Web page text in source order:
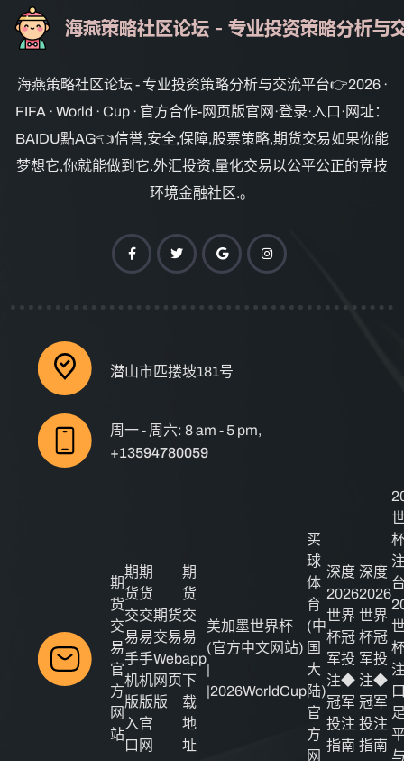
海燕策略社区论坛 - 专业投资策略分析与交流平台👉2026 ·
FIFA · World · Cup · 官方合作-网页版官网·登录·入口·网址：
BAIDU點AG👈信誉,安全,保障,股票策略,期货交易如果你能
梦想它,你就能做到它.外汇投资,量化交易以公平公正的竞技
环境金融社区.。
潜山市匹搂坡181号
周一 - 周六: 8 am - 5 pm,
+13594780059
期
货
交
易
官
方
网
站
期
货
交
易
手
机
版
入
口
期
货
交
易
手
机
版
官
网
期货
交易
Web
网页
版
期
货
交
易
app
下
载
地
址
美加墨世界杯
(官方中文网站)
|
|2026WorldCup
买
球
体
育
(中
国
大
陆)
官
方
网
深度
2026
世界
杯冠
军投
注◆
冠军
投注
指南
深度
2026
世界
杯冠
军投
注◆
冠军
投注
指南